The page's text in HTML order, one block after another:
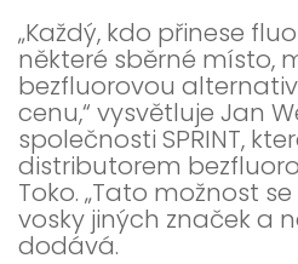
„Každý, kdo přinese
některé sběrné místo,
bezfluorovou
cenu,“ vysvětluje Jan
společnosti SPRINT,
distributorem
Toko. „Tato možnost
vosky jiných značek a
dodává.